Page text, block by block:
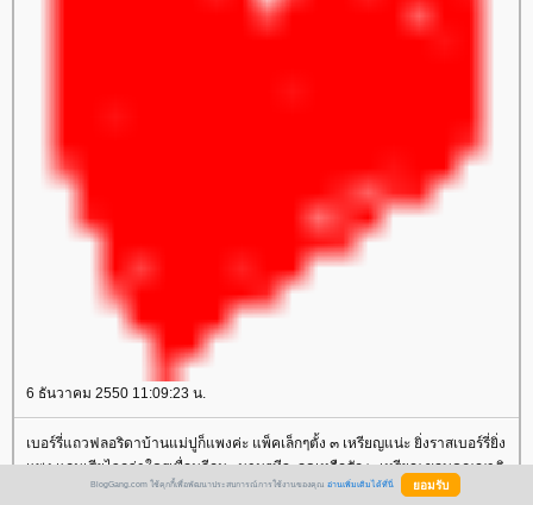
6 ธันวาคม 2550 11:09:23 น.
เบอร์รี่แถวฟลอริดาบ้านแม่ปูก็แพงค่ะ แพ็คเล็กๆตั้ง ๓ เหรียญแน่ะ ยิ่งราสเบอร์รี่ยิ่ง
พง แถมเสียไวกว่าใครเพื่อนอีกนะ นานๆทีจะลดเหลือสัก ๒ เหรียญ ขอบคุณญาติ
BlogGang.com ใช้คุกกี้เพื่อพัฒนาประสบการณ์การใช้งานของคุณ อ่านเพิ่มเติมได้ที่นี่